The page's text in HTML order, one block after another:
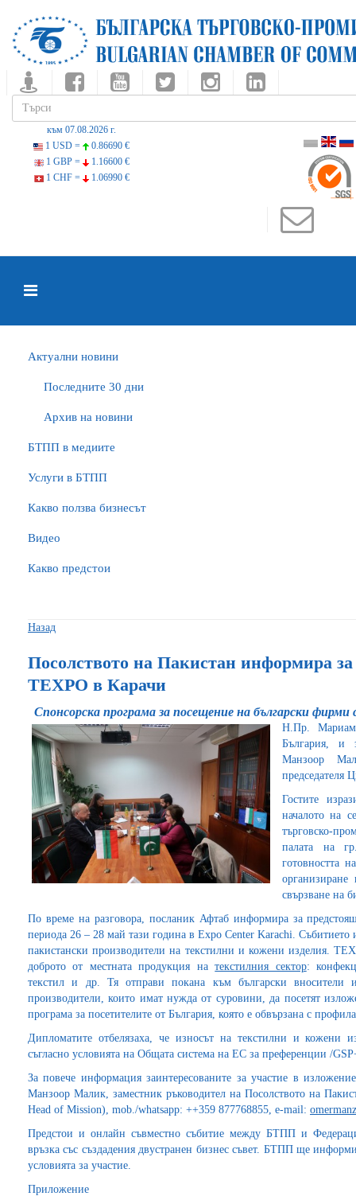
към 07.08.2026 г.
1 USD =
0.86690 €
1 GBP =
1.16600 €
1 CHF =
1.06990 €
Актуални новини
Последните 30 дни
Архив на новини
БTПП в медиите
Услуги в БТПП
Какво ползва бизнесът
Видео
Какво предстои
Назад
Посолството на Пакистан информира
TEXPO в Карачи
Спонсорска програма за посещение на български
Н.Пр.
България, и
Манзоор
председателя
Гостите
началото на
търговско-
палата на
готовността
свързване на
По време на разговора, посланик Афтаб информира за
периода 26 – 28 май тази година в Expo Center Karachi. Събитието
пакистански производители на текстилни и кожени изделия.
доброто от местната продукция натекстилния сектор:
текстил и др. Тя отправи покана към български вносители
производители, които имат нужда от суровини, да посетят
програма за посетителите от България, която е обвързана с
Дипломатите отбелязаха, че износът на текстилни и кожени
съгласно условията на Общата система на ЕС за преференции /
За повече информация заинтересованите за участие в
Манзоор Малик, заместник ръководител на Посолството на
Head of Mission), mob./whatsapp: ++359 877768855, e-mail:
Предстои и онлайн съвместно събитие между БТПП и
връзка със създадения двустранен бизнес съвет. БТПП ще
условията за участие.
Приложение